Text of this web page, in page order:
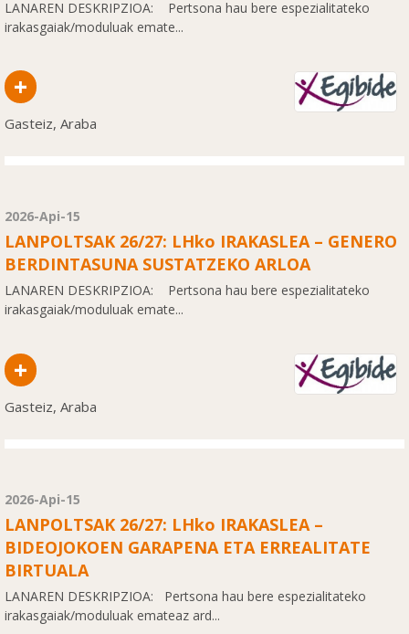
LANAREN DESKRIPZIOA: Pertsona hau bere espezialitateko
irakasgaiak/moduluak emate...
+
Gasteiz, Araba
2026-Api-15
LANPOLTSAK 26/27: LHko IRAKASLEA – GENERO
BERDINTASUNA SUSTATZEKO ARLOA
LANAREN DESKRIPZIOA: Pertsona hau bere espezialitateko
irakasgaiak/moduluak emate...
+
Gasteiz, Araba
2026-Api-15
LANPOLTSAK 26/27: LHko IRAKASLEA –
BIDEOJOKOEN GARAPENA ETA ERREALITATE
BIRTUALA
LANAREN DESKRIPZIOA: Pertsona hau bere espezialitateko
irakasgaiak/moduluak emateaz ard...